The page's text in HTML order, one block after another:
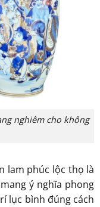
nghiêm cho không
lam phúc lộc thọ là
ý nghĩa phong
lục bình đúng cách